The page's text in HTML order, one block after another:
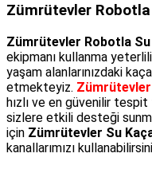
Zümrütevler
Zümrütevler Robotla Su
ekipmanı kullanma
yaşam alanlarınızdaki
etmekteyiz. Zümrütevler
hızlı ve en güvenilir
sizlere etkili desteği
için Zümrütevler Su
kanallarımızı